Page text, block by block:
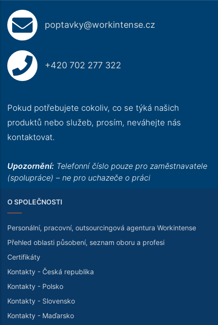
poptavky@workintense.cz
+420 702 277 322
Pokud potřebujete cokoliv, co se týká našich
produktů nebo služeb, prosím, neváhejte nás
kontaktovat.
Upozornění: Telefonní číslo pouze pro zaměstnavatele
(spolupráce) – ne pro uchazeče o práci
O SPOLEČNOSTI
Personální, pracovní, outsourcingová agentura Workintense
Přehled oblasti působení, seznam oboru a profesi
Certifikáty
Kontakty - Česká republika
Kontakty - Polsko
Kontakty - Slovensko
Kontakty - Maďarsko